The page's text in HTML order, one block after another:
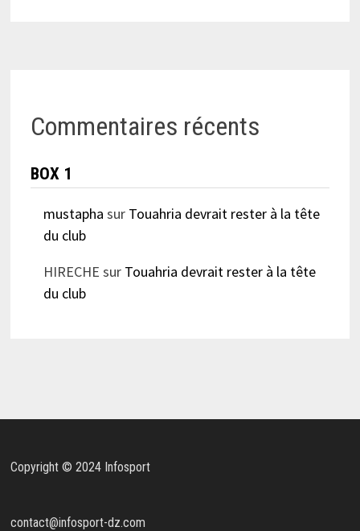
Commentaires récents
BOX 1
mustapha sur Touahria devrait rester à la tête
du club
HIRECHE sur Touahria devrait rester à la tête
du club
Copyright © 2024 Infosport
contact@infosport-dz.com